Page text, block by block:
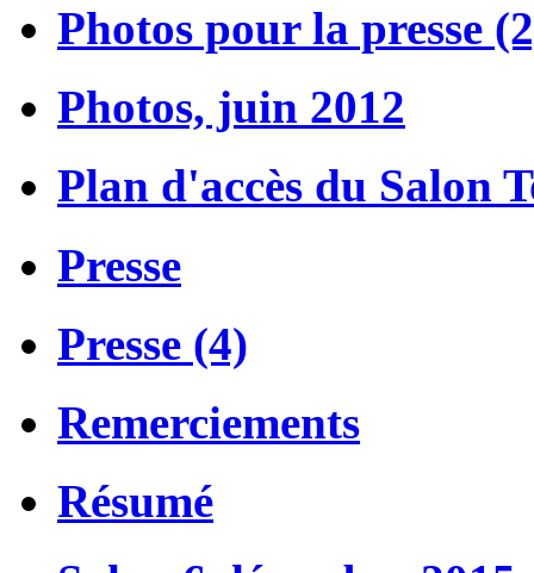
Photos pour la presse
Photos, juin 2012
Plan d'accès du Salon
Presse
Presse (4)
Remerciements
Résumé